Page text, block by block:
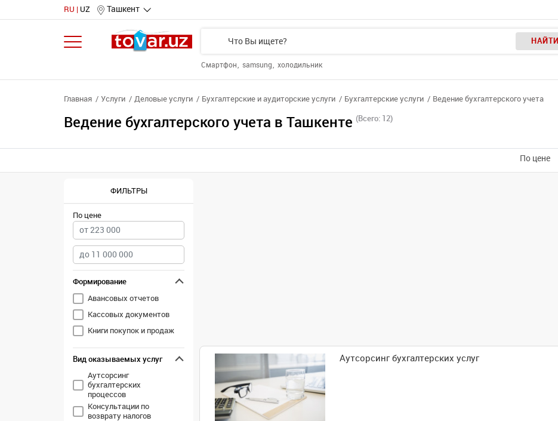
RU UZ Ташкент
НАЙТИ
Смартфон samsung холодильник
Главная Услуги Деловые услуги Бухгалтерские и аудиторские услуги Бухгалтерские услуги Ведение бухгалтерского учета
Ведение бухгалтерского учета в Ташкенте (Всего: 12)
По цене
ФИЛЬТРЫ
По цене
Формирование
Авансовых отчетов
Кассовых документов
Книги покупок и продаж
Вид оказываемых услуг
Аутсорсинг
бухгалтерских
процессов
Консультации по
возврату налогов
Аутсорсинг бухгалтерских услуг